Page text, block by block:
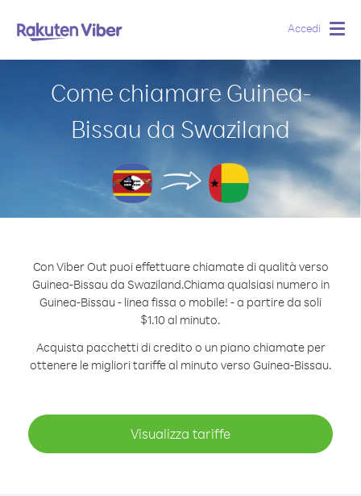
Accedi
Come chiamare Guinea-
Bissau da Swaziland
Con Viber Out puoi effettuare chiamate di qualità verso
Guinea-Bissau da Swaziland.Chiama qualsiasi numero in
Guinea-Bissau - linea fissa o mobile! - a partire da soli
$1.10 al minuto.
Acquista pacchetti di credito o un piano chiamate per
ottenere le migliori tariffe al minuto verso Guinea-Bissau.
Visualizza tariffe